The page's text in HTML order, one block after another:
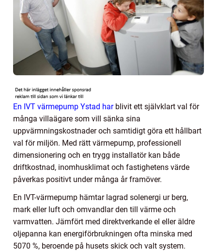
En IVT värmepump Ystad harblivit ett självklart val för
många villaägare som vill sänka sina
uppvärmningskostnader och samtidigt göra ett hållbart
val för miljön. Med rätt värmepump, professionell
dimensionering och en trygg installatör kan både
driftkostnad, inomhusklimat och fastighetens värde
påverkas positivt under många år framöver.
En IVT-värmepump hämtar lagrad solenergi ur berg,
mark eller luft och omvandlar den till värme och
varmvatten. Jämfört med direktverkande el eller äldre
oljepanna kan energiförbrukningen ofta minska med
5070 %, beroende på husets skick och valt system.